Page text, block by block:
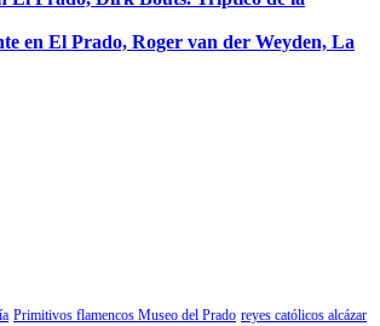
en El Prado, Roger van der Weyden, La
Primitivos flamencos Museo del Prado reyes católicos alcázar